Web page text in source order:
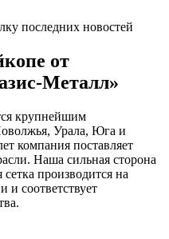
последних новостей
от
Металл»
крупнейшим
Урала, Юга и
компания поставляет
Наша сильная сторона
производится на
и соответствует